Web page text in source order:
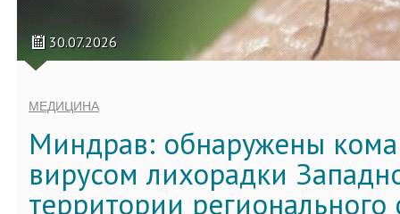
30.07.2026
МЕДИЦИНА
Миндрав: обнаружены
вирусом лихорадки
территории регионального